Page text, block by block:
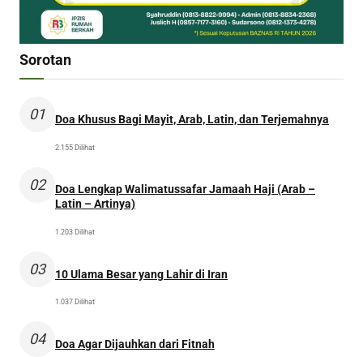
Sorotan
01 Doa Khusus Bagi Mayit, Arab, Latin, dan Terjemahnya
2.155 Dilihat
02
Doa Lengkap Walimatussafar Jamaah Haji (Arab –
Latin – Artinya)
1.203 Dilihat
03 10 Ulama Besar yang Lahir di Iran
1.037 Dilihat
04 Doa Agar Dijauhkan dari Fitnah